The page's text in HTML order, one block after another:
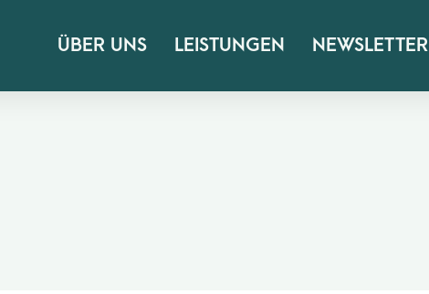
ÜBER UNS LEISTUNGEN NEWSLETTER